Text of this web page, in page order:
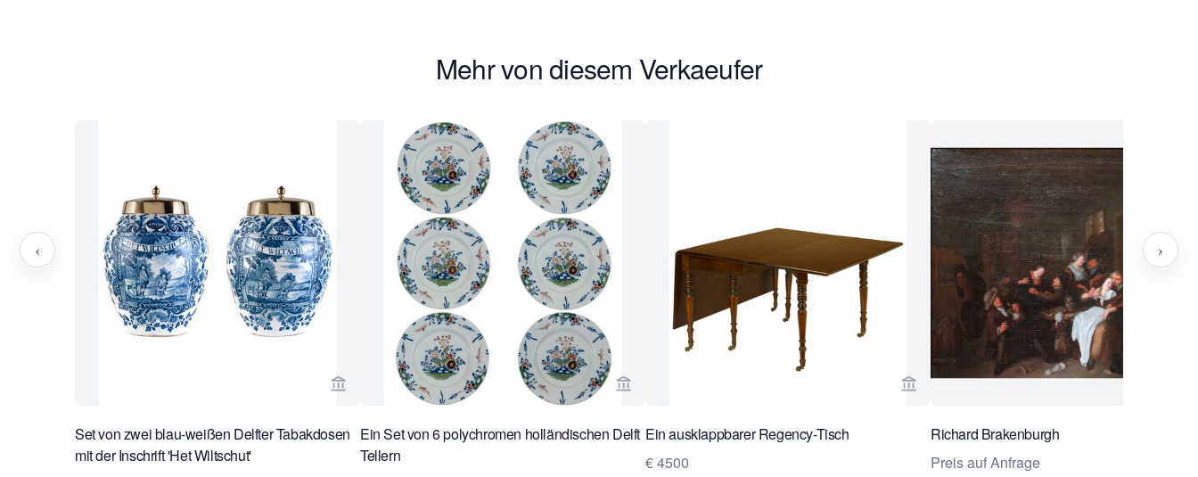
Mehr von diesem Verkaeufer
Verkaeuferseite von Van Nie Antiquairs ansehen
Set von zwei blau-weißen Delfter Tabakdosen
mit der Inschrift 'Het Wiltschut'
Verkaeuferseite von Van Nie Antiquairs ansehen
Ein Set von 6 polychromen holländischen Delft
Tellern
Verkaeuferseite von Van Nie Antiquairs
Ein ausklappbarer Regency-Tisch
€ 4500
Richard Brakenburgh
Preis auf Anfrage
‹ ›